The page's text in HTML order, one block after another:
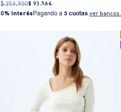
$ 259.900$ 93 .564
0% Interés Pagando a 3 cuotas.ver bancos.